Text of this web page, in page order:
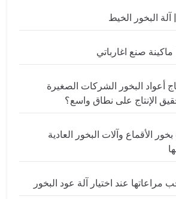
البخور الخيط
صنع اغارباتي
أعواد البخور الشركات الصغيرة
الإنتاج على نطاق واسع؟
الأقماع وآلات البخور العادية